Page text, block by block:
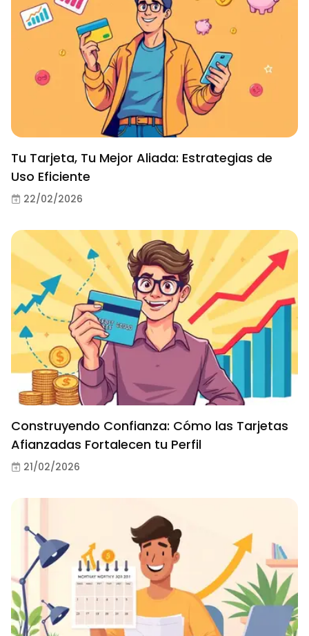
Tu Tarjeta, Tu Mejor Aliada: Estrategias de
Uso Eficiente
22/02/2026
Construyendo Confianza: Cómo las Tarjetas
Afianzadas Fortalecen tu Perfil
21/02/2026